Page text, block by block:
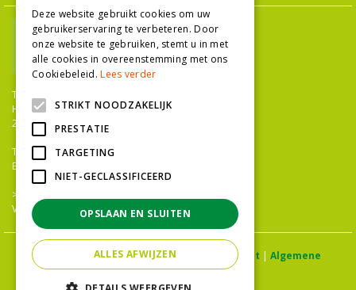
TUINCENTRUM NIEUW-HANENBURG
Hanenburglaan 266
2565 HC Den Haag
T.
070 36 052 92
E.
>>
Vacatures
© Tuincentrum Hanenburg |Privacy statement | Algemene
voorwaarden
Deze website gebruikt cookies om uw
gebruikerservaring te verbeteren. Door
onze website te gebruiken, stemt u in met
alle cookies in overeenstemming met ons
Cookiebeleid.Lees verder
STRIKT NOODZAKELIJK
PRESTATIE
TARGETING
NIET-GECLASSIFICEERD
OPSLAAN EN SLUITEN
ALLES AFWIJZEN